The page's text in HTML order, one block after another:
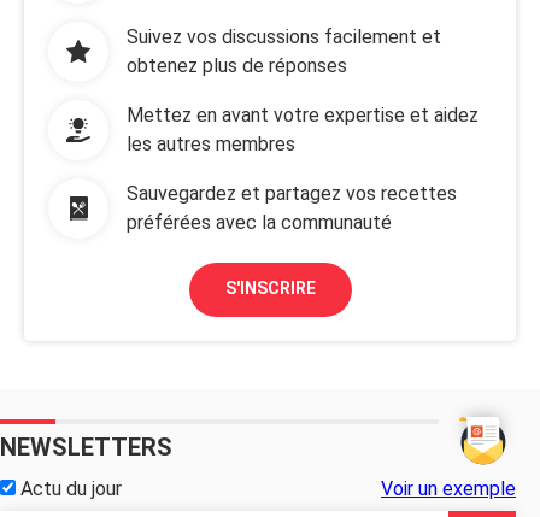
Suivez vos discussions facilement et
obtenez plus de réponses
Mettez en avant votre expertise et aidez
les autres membres
Sauvegardez et partagez vos recettes
préférées avec la communauté
S'INSCRIRE
NEWSLETTERS
Actu du jour Voir un exemple